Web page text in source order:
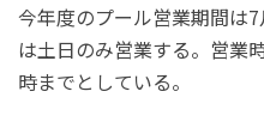
今年度のプール営業期間は
は土日のみ営業する。営業
時までとしている。